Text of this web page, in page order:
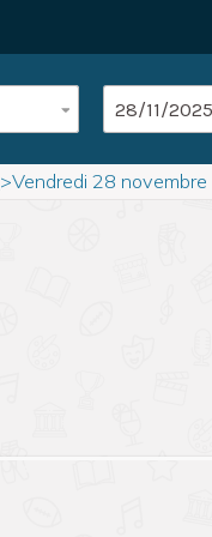
>Vendredi 28